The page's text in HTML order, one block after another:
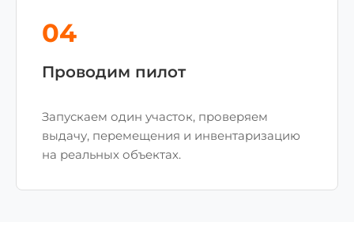
04
Проводим пилот
Запускаем один участок, проверяем
выдачу, перемещения и инвентаризацию
на реальных объектах.